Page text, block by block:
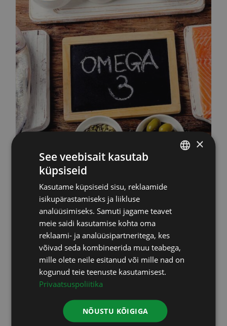
Omegametrix
test+konsultatsioon
100,00€
Lisa korvi
×
See veebisait kasutab
küpsiseid
Kasutame küpsiseid sisu, reklaamide
isikupärastamiseks ja liikluse
analüüsimiseks. Samuti jagame teavet
meie saidi kasutamise kohta oma
reklaami- ja analüüsipartneritega, kes
võivad seda kombineerida muu teabega,
mille olete neile esitanud või mille nad on
kogunud teie teenuste kasutamisest.
Privaatsuspoliitika
NÕUSTU KÕIGIGA